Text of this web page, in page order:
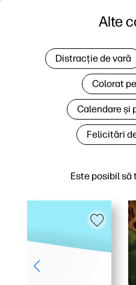
Este posibil să
Alte
Distracție de vară
Colorat
Calendare și
Felicitări